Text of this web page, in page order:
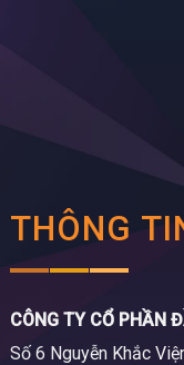
THÔNG
CÔNG TY CỔ PHẦN
Số 6 Nguyễn Khắc